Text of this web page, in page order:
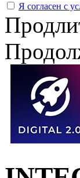
Я согласен с